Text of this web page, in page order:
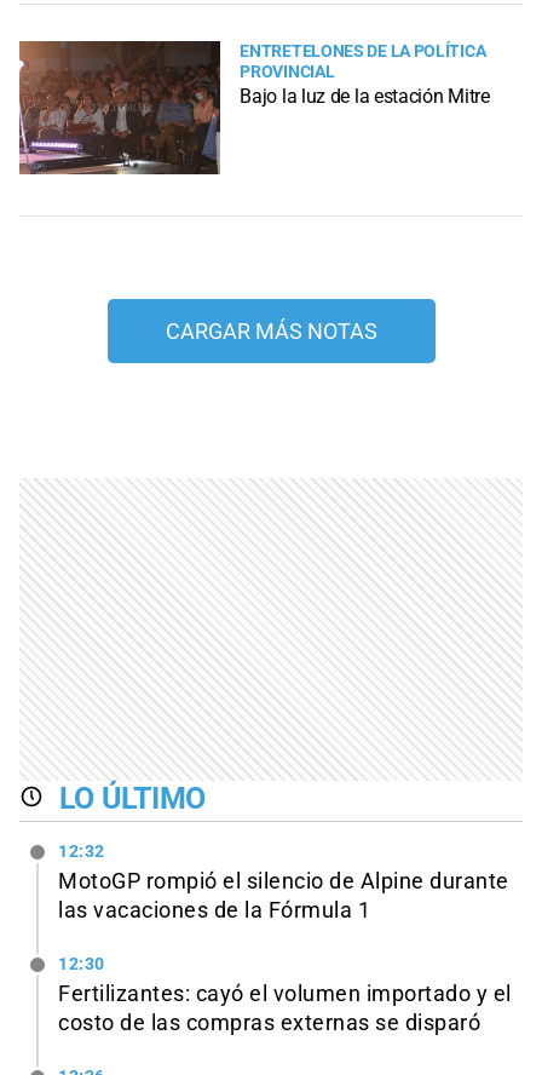
ENTRETELONES DE LA POLÍTICA
PROVINCIAL
Bajo la luz de la estación Mitre
CARGAR MÁS NOTAS
LO ÚLTIMO
12:32
MotoGP rompió el silencio de Alpine durante
las vacaciones de la Fórmula 1
12:30
Fertilizantes: cayó el volumen importado y el
costo de las compras externas se disparó